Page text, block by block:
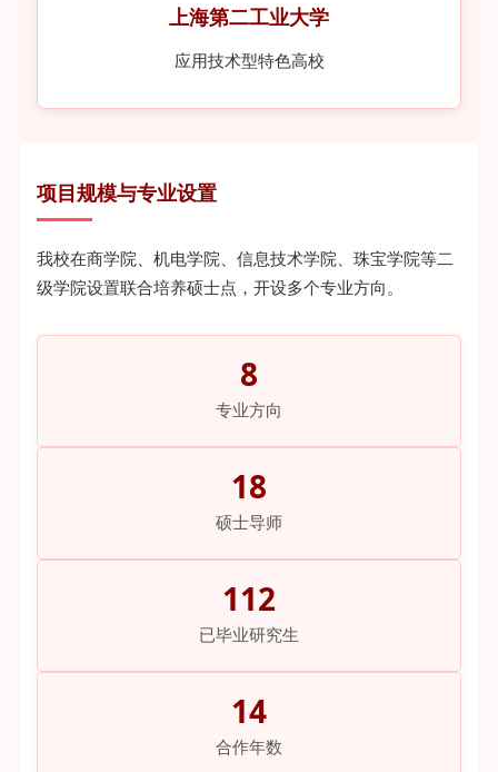
上海第二工业大学
应用技术型特色高校
项目规模与专业设置
我校在商学院、机电学院、信息技术学院、珠宝学院等二
级学院设置联合培养硕士点，开设多个专业方向。
8
专业方向
18
硕士导师
112
已毕业研究生
14
合作年数